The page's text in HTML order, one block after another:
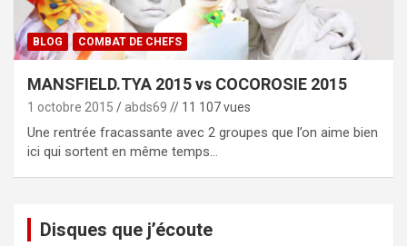
BLOG COMBAT DE CHEFS
MANSFIELD.TYA 2015 vs COCOROSIE 2015
1 octobre 2015 abds69 // 11 107 vues
Une rentrée fracassante avec 2 groupes que l’on aime bien
ici qui sortent en même temps…
Disques que j’écoute